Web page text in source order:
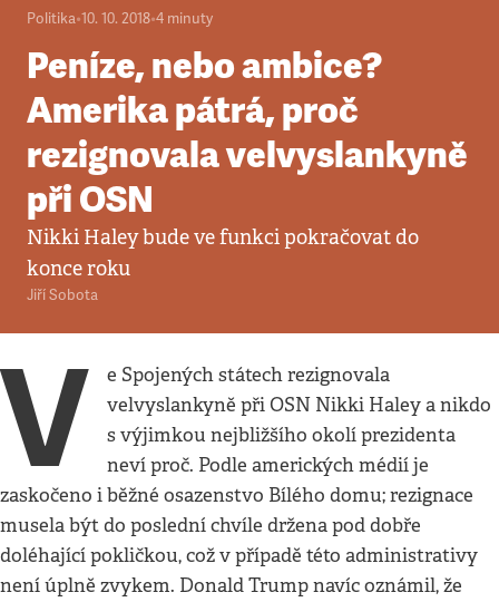
Politika•10. 10. 2018•4 minuty
Peníze, nebo ambice?
Amerika pátrá, proč
rezignovala velvyslankyně
při OSN
Nikki Haley bude ve funkci pokračovat do
konce roku
Jiří Sobota
V
e Spojených státech rezignovala
velvyslankyně při OSN Nikki Haley a nikdo
s výjimkou nejbližšího okolí prezidenta
neví proč. Podle amerických médií je
zaskočeno i běžné osazenstvo Bílého domu; rezignace
musela být do poslední chvíle držena pod dobře
doléhající pokličkou, což v případě této administrativy
není úplně zvykem. Donald Trump navíc oznámil, že